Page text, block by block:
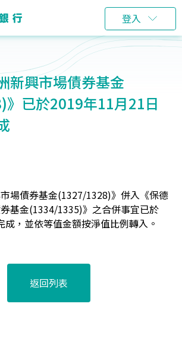
登入
新興市場債券基金
已於2019年11月21日
市場債券基金(1327/1328)》併入《保德
基金(1334/1335)》之合併事宜已於
成，並依等值金額按淨值比例轉入。
返回列表